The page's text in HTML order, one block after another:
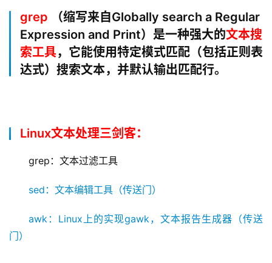
grep （缩写来自Globally search a Regular
Expression and Print）是一种强大的文本搜
索工具，它能使用特定模式匹配（包括正则表
达式）搜索文本，并默认输出匹配行。
Linux文本处理三剑客：
grep：文本过滤工具
sed：文本编辑工具（传送门）
awk：Linux上的实现gawk，文本报告生成器（传送
门）